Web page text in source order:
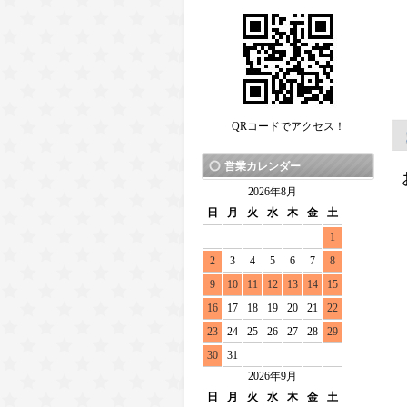
QRコードでアクセス！
営業カレンダー
2026年8月
日
月 火 水 木 金
土
1
2
3 4 5 6 7
8
9
10 11 12 13 14
15
16
17 18 19 20 21
22
23
24 25 26 27 28
29
30
31
2026年9月
日
月 火 水 木 金 土